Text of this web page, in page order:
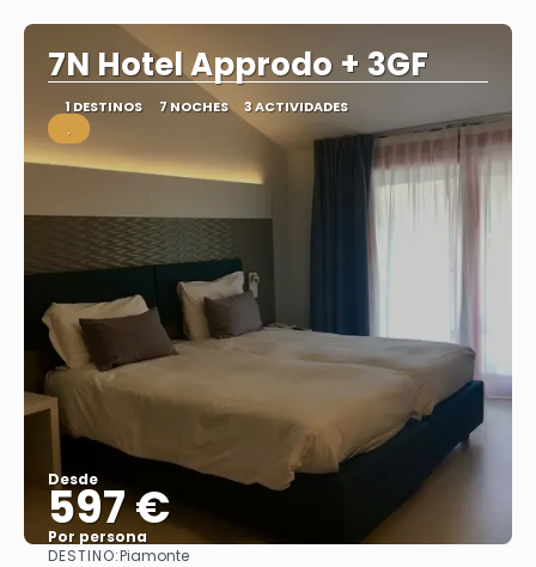
7N Hotel Approdo + 3GF
1 DESTINOS 7 NOCHES 3 ACTIVIDADES
.
Desde
597 €
Por persona
DESTINO:Piamonte